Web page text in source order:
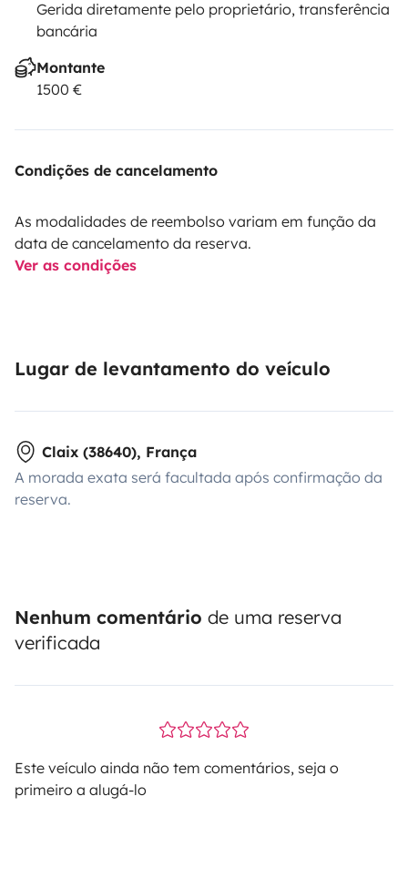
Gerida diretamente pelo proprietário, transferência
bancária
Montante
1500 €
Condições de cancelamento
As modalidades de reembolso variam em função da
data de cancelamento da reserva.
Ver as condições
Lugar de levantamento do veículo
Claix (38640), França
A morada exata será facultada após confirmação da
reserva.
Nenhum comentário de uma reserva
verificada
Este veículo ainda não tem comentários, seja o
primeiro a alugá-lo